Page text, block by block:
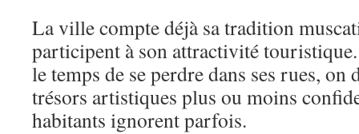
La ville compte déjà sa tradition
participent à son attractivité
le temps de se perdre dans ses rues, on
trésors artistiques plus ou moins
habitants ignorent parfois.